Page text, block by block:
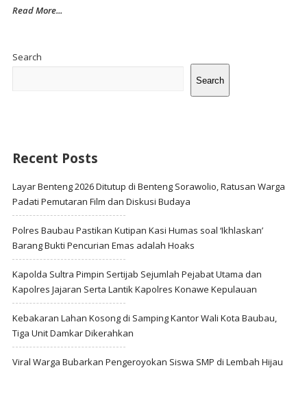
Read More...
Search
Search
Recent Posts
Layar Benteng 2026 Ditutup di Benteng Sorawolio, Ratusan Warga
Padati Pemutaran Film dan Diskusi Budaya
Polres Baubau Pastikan Kutipan Kasi Humas soal ‘Ikhlaskan’
Barang Bukti Pencurian Emas adalah Hoaks
Kapolda Sultra Pimpin Sertijab Sejumlah Pejabat Utama dan
Kapolres Jajaran Serta Lantik Kapolres Konawe Kepulauan
Kebakaran Lahan Kosong di Samping Kantor Wali Kota Baubau,
Tiga Unit Damkar Dikerahkan
Viral Warga Bubarkan Pengeroyokan Siswa SMP di Lembah Hijau